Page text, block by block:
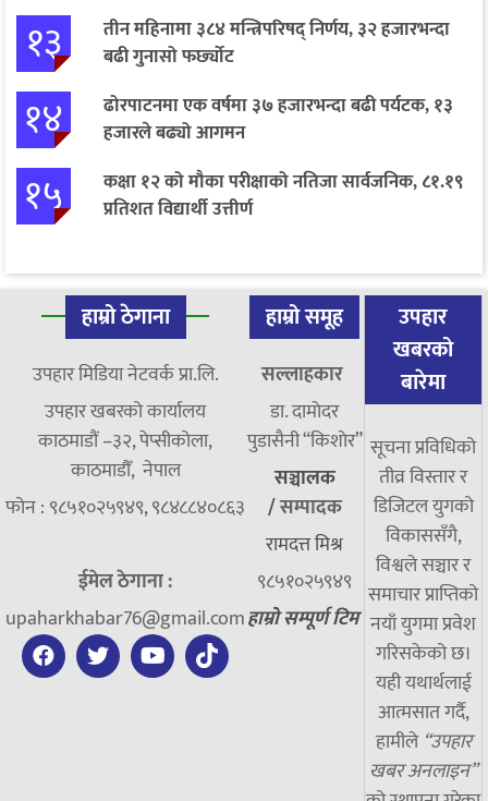
१३
तीन महिनामा ३८४ मन्त्रिपरिषद् निर्णय, ३२ हजारभन्दा
बढी गुनासो फर्छ्योट
१४
ढोरपाटनमा एक वर्षमा ३७ हजारभन्दा बढी पर्यटक, १३
हजारले बढ्यो आगमन
१५
कक्षा १२ को मौका परीक्षाको नतिजा सार्वजनिक, ८१.१९
प्रतिशत विद्यार्थी उत्तीर्ण
हाम्रो ठेगाना
उपहार मिडिया नेटवर्क प्रा.लि.
उपहार खबरको कार्यालय
काठमाडौं –३२, पेप्सीकोला,
काठमाडौँ, नेपाल
फोन : ९८५१०२५९४९, ९८४८८४०८६३
ईमेल ठेगाना :
upaharkhabar76@gmail.com
हाम्रो समूह
सल्लाहकार
डा. दामाेदर
पुडासैनी “किशाेर”
सञ्चालक
/सम्पादक
रामदत्त मिश्र
९८५१०२५९४९
हाम्रो सम्पूर्ण टिम
उपहार
खबरको
बारेमा
सूचना प्रविधिको
तीव्र विस्तार र
डिजिटल युगको
विकाससँगै,
विश्वले सञ्चार र
समाचार प्राप्तिको
नयाँ युगमा प्रवेश
गरिसकेको छ।
यही यथार्थलाई
आत्मसात गर्दै,
हामीले “उपहार
खबर अनलाइन”